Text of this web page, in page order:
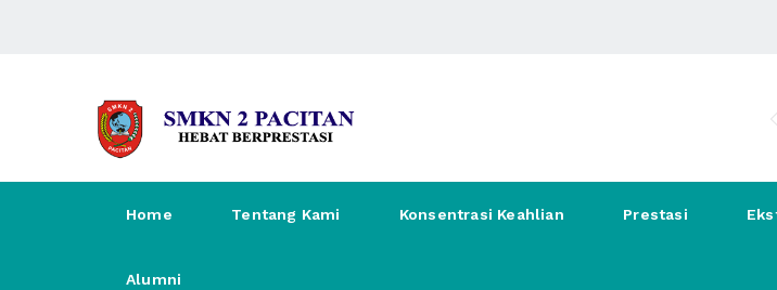
Home Tentang Kami Konsentrasi Keahlian Prestasi
Alumni